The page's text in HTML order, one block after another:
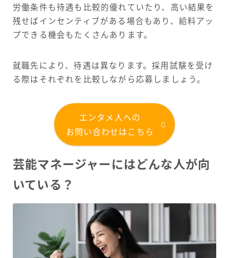
労働条件も待遇も比較的優れていたり、高い結果を
残せばインセンティブがある場合もあり、給料アッ
プできる機会もたくさんあります。
就職先により、待遇は異なります。採用試験を受け
る際はそれぞれを比較しながら応募しましょう。
エンタメ人への
お問い合わせはこちら
芸能マネージャーにはどんな人が向
いている？